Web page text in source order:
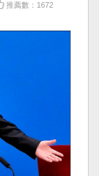
推薦數：1672